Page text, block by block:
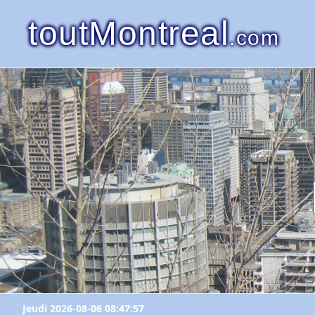
toutMontreal.com
Jeudi 2026-08-06 08:47:57